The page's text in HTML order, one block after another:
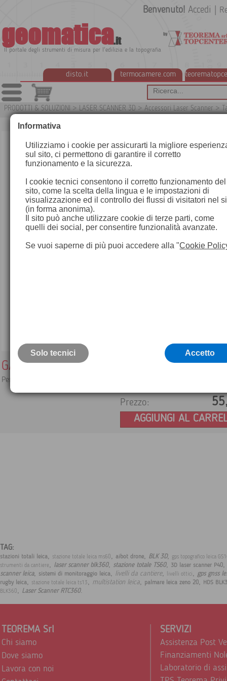
geomatica.it
Il portale degli strumenti di misura per l'edilizia e la topografia
disto.it termocamere.com
Benvenuto! Accedi
PRODOTTI & SOLUZIONI > LASER SCANNER 3D > Accessori Laser Scanner >
GAD50 Adattatore da vite 5/8 a piolo
Per il montaggio di prismi e target piani.
Prezzo:
AGGIUNGI AL
TAG:
stazioni totali leica, stazione totale leica ms60, aibot drone, BLK 3D,
gps topografico leica
strumenti da cantiere, laser scanner blk360, stazione totale TS60, 3D laser scanner P40,
scanner leica, sistemi di monitoraggio leica, livelli da cantiere, livelli ottici, gps gnss
rugby leica, stazione totale leica ts13, multistation leica, palmare leica zeno 20, HDS
BLK360, Laser Scanner RTC360.
TEOREMA Srl
Chi siamo
Dove siamo
Lavora con noi
SERVIZI
Assistenza Post
Finanziamenti
Laboratorio di
Informativa
Utilizziamo i cookie per assicurarti la migliore
sul sito, ci permettono di garantire il corretto
funzionamento e la sicurezza.
I cookie tecnici consentono il corretto funzionamento del
sito, come la scelta della lingua e le impostazioni di
visualizzazione ed il controllo dei flussi di visitatori nel
(in forma anonima).
Il sito può anche utilizzare cookie di terze parti, come
quelli dei social, per consentire funzionalità avanzate.
Se vuoi saperne di più puoi accedere alla "Cookie
Solo tecnici Accetto